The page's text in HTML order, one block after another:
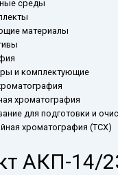
среды
материалы
и комплектующие
хроматография
для подготовки и
хроматография (ТСХ)
АКП-14/